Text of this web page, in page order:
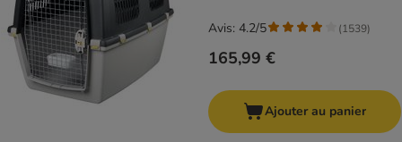
165,99 €
Avis: 4.2/5 (1539)
Ajouter au panier